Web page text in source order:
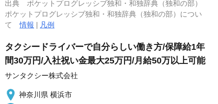
出典 ポケットプログレッシブ独和・和独辞典（独和の部）
ポケットプログレッシブ独和・和独辞典（独和の部）につい
て情報 | 凡例
タクシードライバーで自分らしい働き方/保障給1年
間30万円/入社祝い金最大25万円/月給50万以上可能
サンタクシー株式会社
神奈川県 横浜市